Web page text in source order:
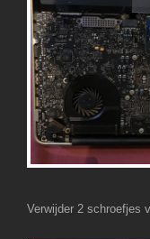
Verwijder 2 schroefjes